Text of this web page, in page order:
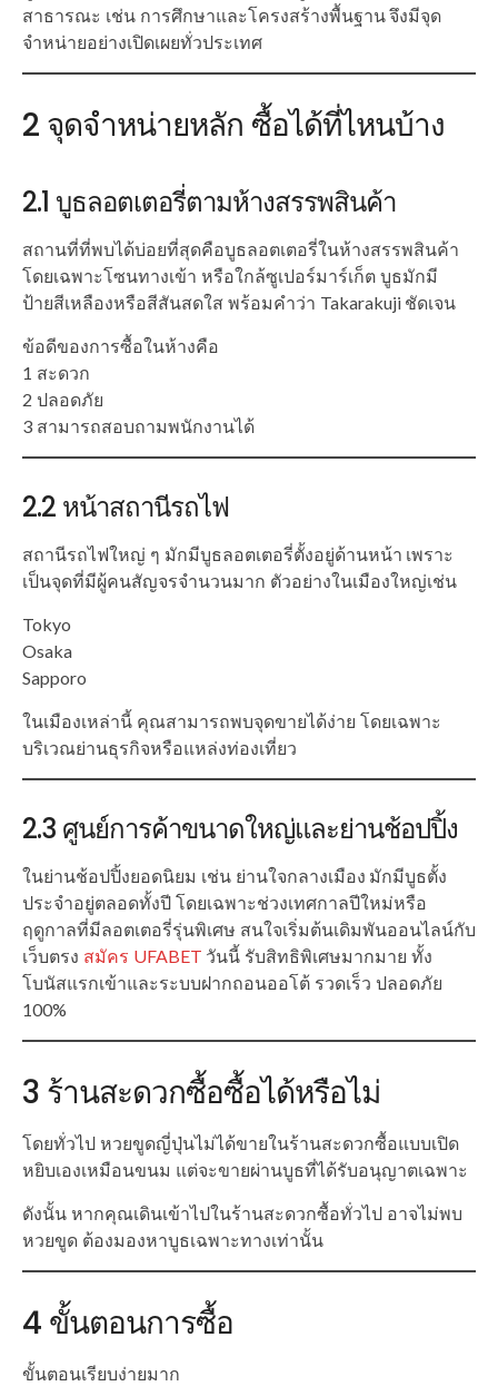
สาธารณะ เช่น การศึกษาและโครงสร้างพื้นฐาน จึงมีจุด
จำหน่ายอย่างเปิดเผยทั่วประเทศ
2 จุดจำหน่ายหลัก ซื้อได้ที่ไหนบ้าง
2.1 บูธลอตเตอรี่ตามห้างสรรพสินค้า
สถานที่ที่พบได้บ่อยที่สุดคือบูธลอตเตอรี่ในห้างสรรพสินค้า
โดยเฉพาะโซนทางเข้า หรือใกล้ซูเปอร์มาร์เก็ต บูธมักมี
ป้ายสีเหลืองหรือสีสันสดใส พร้อมคำว่า Takarakuji ชัดเจน
ข้อดีของการซื้อในห้างคือ
1 สะดวก
2 ปลอดภัย
3 สามารถสอบถามพนักงานได้
2.2 หน้าสถานีรถไฟ
สถานีรถไฟใหญ่ ๆ มักมีบูธลอตเตอรี่ตั้งอยู่ด้านหน้า เพราะ
เป็นจุดที่มีผู้คนสัญจรจำนวนมาก ตัวอย่างในเมืองใหญ่เช่น
Tokyo
Osaka
Sapporo
ในเมืองเหล่านี้ คุณสามารถพบจุดขายได้ง่าย โดยเฉพาะ
บริเวณย่านธุรกิจหรือแหล่งท่องเที่ยว
2.3 ศูนย์การค้าขนาดใหญ่และย่านช้อปปิ้ง
ในย่านช้อปปิ้งยอดนิยม เช่น ย่านใจกลางเมือง มักมีบูธตั้ง
ประจำอยู่ตลอดทั้งปี โดยเฉพาะช่วงเทศกาลปีใหม่หรือ
ฤดูกาลที่มีลอตเตอรี่รุ่นพิเศษ สนใจเริ่มต้นเดิมพันออนไลน์กับ
เว็บตรง สมัคร UFABET วันนี้ รับสิทธิพิเศษมากมาย ทั้ง
โบนัสแรกเข้าและระบบฝากถอนออโต้ รวดเร็ว ปลอดภัย
100%
3 ร้านสะดวกซื้อซื้อได้หรือไม่
โดยทั่วไป หวยขูดญี่ปุ่นไม่ได้ขายในร้านสะดวกซื้อแบบเปิด
หยิบเองเหมือนขนม แต่จะขายผ่านบูธที่ได้รับอนุญาตเฉพาะ
ดังนั้น หากคุณเดินเข้าไปในร้านสะดวกซื้อทั่วไป อาจไม่พบ
หวยขูด ต้องมองหาบูธเฉพาะทางเท่านั้น
4 ขั้นตอนการซื้อ
ขั้นตอนเรียบง่ายมาก